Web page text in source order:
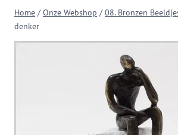
Home / Onze Webshop / 08. Bronzen
denker